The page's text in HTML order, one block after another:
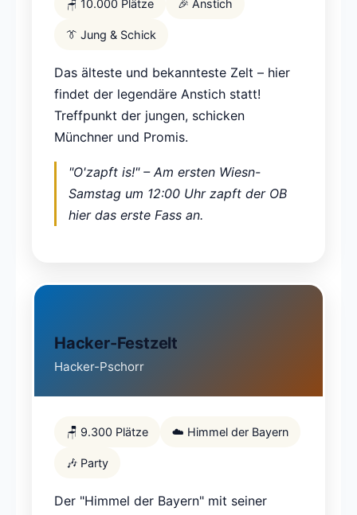
🪑 10.000 Plätze 🎉 Anstich
👔 Jung & Schick
Das älteste und bekannteste Zelt – hier
findet der legendäre Anstich statt!
Treffpunkt der jungen, schicken
Münchner und Promis.
"O'zapft is!" – Am ersten Wiesn-
Samstag um 12:00 Uhr zapft der OB
hier das erste Fass an.
Hacker-Festzelt
Hacker-Pschorr
🪑 9.300 Plätze ☁️ Himmel der Bayern
🎶 Party
Der "Himmel der Bayern" mit seiner